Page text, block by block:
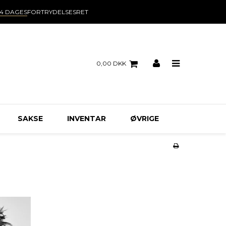
DAGESFORTRYDELSESRET
0,00 DKK
SAKSE INVENTAR ØVRIGE